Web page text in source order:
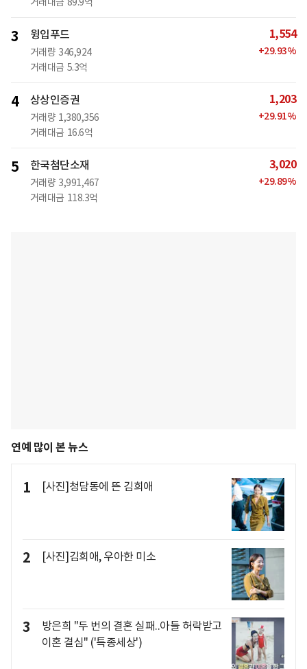
3 윙입푸드
거래량 346,924
거래대금 5.3억
1,554
+29.93%
4 상상인증권
거래량 1,380,356
거래대금 16.6억
1,203
+29.91%
5 한국첨단소재
거래량 3,991,467
거래대금 118.3억
3,020
+29.89%
연예 많이 본 뉴스
1 [사진]청담동에 뜬 김희애
2 [사진]김희애, 우아한 미소
3
방은희 "두 번의 결혼 실패..아들 허락받고
이혼 결심" ('특종세상')